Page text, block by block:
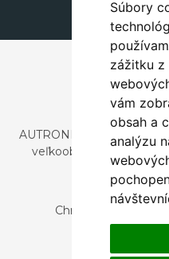
Súbory
zážitku z
vám
obsah a
analýzu
AUTRONIC, s.r.o. je
veľkoobchodným
Chrustenice 270,
Nová 366,